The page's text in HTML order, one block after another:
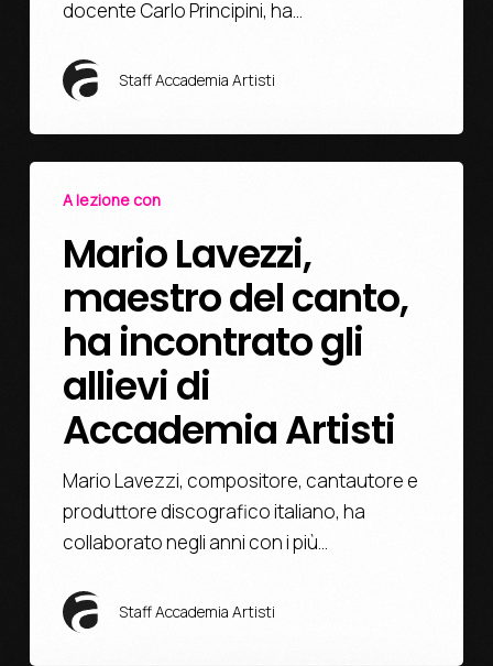
docente Carlo Principini, ha…
Staff Accademia Artisti
A lezione con
Mario Lavezzi,
maestro del canto,
ha incontrato gli
allievi di
Accademia Artisti
Mario Lavezzi, compositore, cantautore e
produttore discografico italiano, ha
collaborato negli anni con i più…
Staff Accademia Artisti